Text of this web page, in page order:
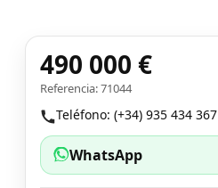
490 000 €
Referencia: 71044
Teléfono: (+34) 935 434 367
WhatsApp